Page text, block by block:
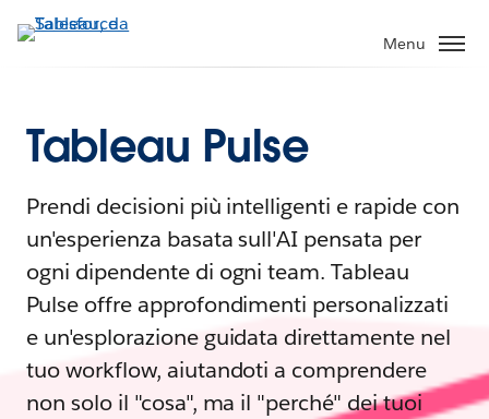
Menu
Tableau Pulse
Prendi decisioni più intelligenti e rapide con
un'esperienza basata sull'AI pensata per
ogni dipendente di ogni team. Tableau
Pulse offre approfondimenti personalizzati
e un'esplorazione guidata direttamente nel
tuo workflow, aiutandoti a comprendere
non solo il "cosa", ma il "perché" dei tuoi